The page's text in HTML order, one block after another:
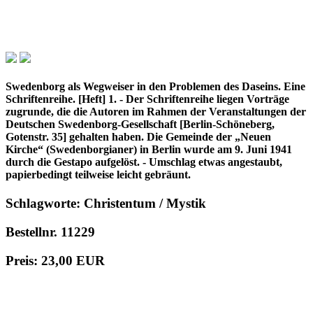
Swedenborg als Wegweiser in den Problemen des Daseins. Eine
Schriftenreihe. [Heft] 1. - Der Schriftenreihe liegen Vorträge
zugrunde, die die Autoren im Rahmen der Veranstaltungen der
Deutschen Swedenborg-Gesellschaft [Berlin-Schöneberg,
Gotenstr. 35] gehalten haben. Die Gemeinde der „Neuen
Kirche“ (Swedenborgianer) in Berlin wurde am 9. Juni 1941
durch die Gestapo aufgelöst. - Umschlag etwas angestaubt,
papierbedingt teilweise leicht gebräunt.
Schlagworte: Christentum / Mystik
Bestellnr. 11229
Preis: 23,00 EUR